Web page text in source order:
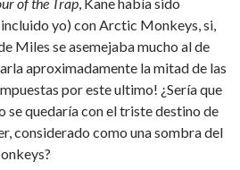
yo) con Arctic Monkeys, si,
Miles se asemejaba mucho al de
aproximadamente la mitad de las
por este ultimo! ¿Sería que
quedaría con el triste destino de
considerado como una sombra del